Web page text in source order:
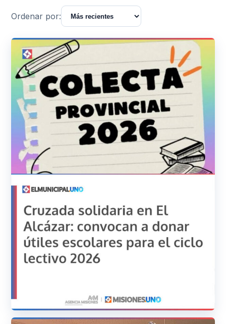
Ordenar por: